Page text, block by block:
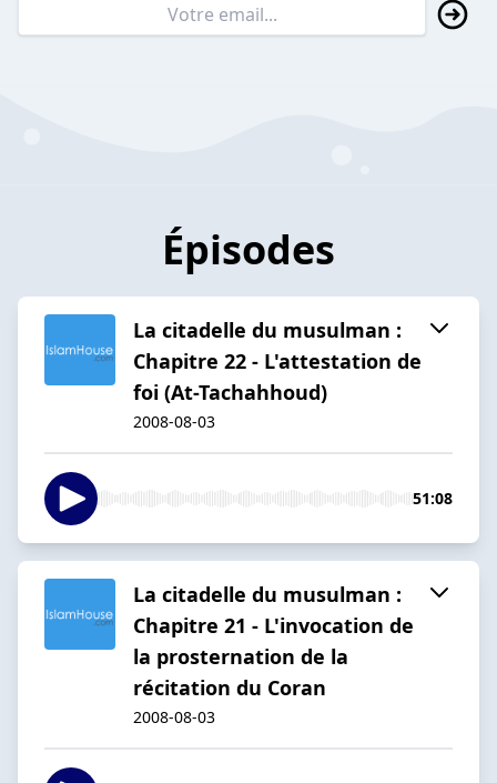
Épisodes
La citadelle du musulman :
Chapitre 22 - L'attestation de
foi (At-Tachahhoud)
2008-08-03
51:08
La citadelle du musulman :
Chapitre 21 - L'invocation de
la prosternation de la
récitation du Coran
2008-08-03